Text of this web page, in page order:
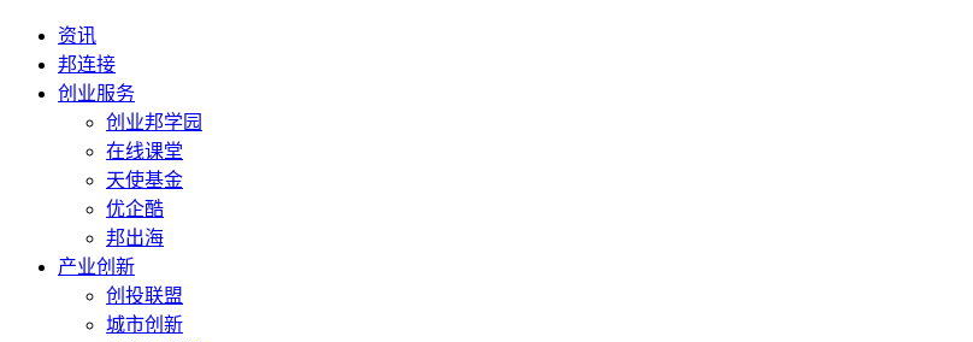
资讯
邦连接
创业服务
创业邦学园
在线课堂
天使基金
优企酷
邦出海
产业创新
创投联盟
城市创新